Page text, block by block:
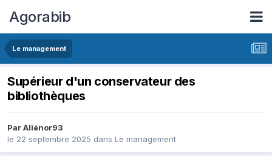
Agorabib
Le management
Supérieur d'un conservateur des
bibliothèques
Par Aliénor93
le 22 septembre 2025 dans Le management